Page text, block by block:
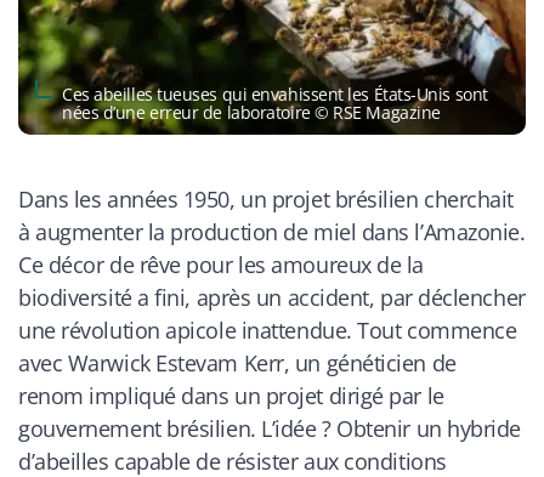
Ces abeilles tueuses qui envahissent les États-Unis sont
nées d’une erreur de laboratoire © RSE Magazine
Dans les années 1950, un projet brésilien cherchait
à augmenter la production de miel dans l’Amazonie.
Ce décor de rêve pour les amoureux de la
biodiversité a fini, après un accident, par déclencher
une révolution apicole inattendue. Tout commence
avec Warwick Estevam Kerr, un généticien de
renom impliqué dans un projet dirigé par le
gouvernement brésilien. L’idée ? Obtenir un hybride
d’abeilles capable de résister aux conditions